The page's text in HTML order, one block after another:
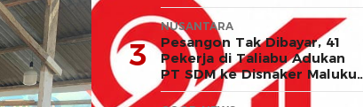
3
NUSANTARA
Pesangon Tak Dibayar, 41
Pekerja di Taliabu Adukan
PT SDM ke Disnaker Maluku
Utara